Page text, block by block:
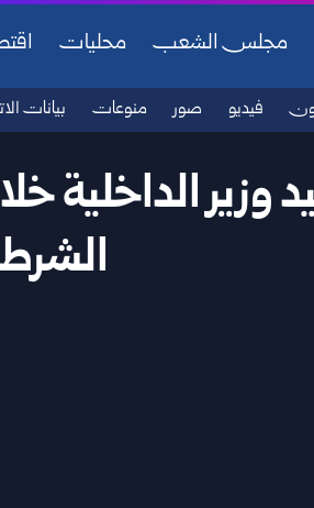
مجلس الشعب محليات
فيديو صور منوعات بيانات
وزير الداخلية